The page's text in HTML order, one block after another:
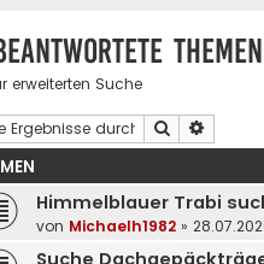
Themen
erweiterten Suche
Suche
Himmelblauer Trabi
von Michaelh1982 »